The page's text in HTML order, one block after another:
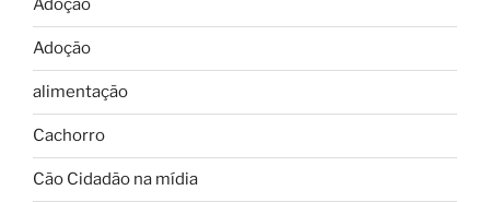
Adoção
Adoção
alimentação
Cachorro
Cão Cidadão na mídia